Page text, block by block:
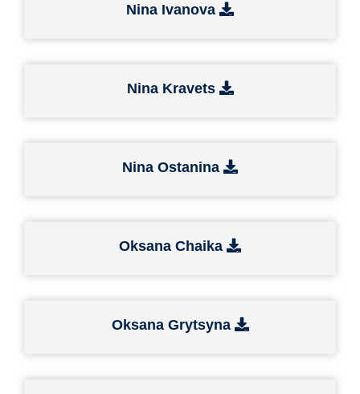
Nina Ivanova
Nina Kravets
Nina Ostanina
Oksana Chaika
Oksana Grytsyna